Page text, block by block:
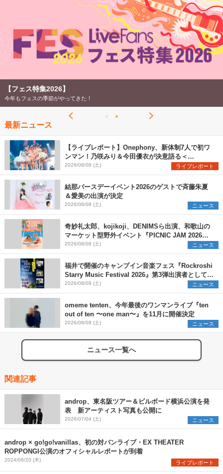
【フェス特集2026】
今年もフェスの季節がやってきた！
最新ニュース
【ライブレポート】Onephony、新体制7人で初ワ
ンマン！乃咲みり＆今田優衣が決意語る＜
Onephony新体制1st Oneman Live はじまりの夏
＞
2026/08/08 (土) ライブレポート
結那バースデーイベント2026のゲストで斉藤朱夏
＆愛美の出演が決定
2026/08/08 (土) ニュース
奇妙礼太郎、kojikoji、DENIMSら出演、和歌山の
マーケット型野外イベント『PICNIC JAM 2026』
早割チケット発売開始
2026/08/08 (土) ニュース
福井で開催のキャンプイン音楽フェス『Rockroshi
Starry Music Festival 2026』第3弾出演者として
SCOOBIE DO、かりゆし58、Reiを発表
2026/08/08 (土) ニュース
omeme tenten、今年最後のワンマンライブ『ten
out of ten 〜one man〜』を11月に開催決定
2026/08/08 (土) ニュース
ニュース一覧へ
関連記事
androp、東名阪ツアー＆ビルボード横浜公演を発
表 新アーティスト写真も公開に
2026/07/04 (土) ニュース
androp × go!go!vanillas、初の対バンライブ・EX THEATER
ROPPONGI公演のオフィシャルレポートが到着
2024/06/20 (木) ライブレポート